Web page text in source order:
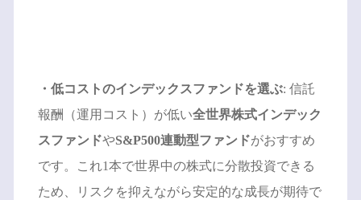
・低コストのインデックスファンドを選ぶ: 信託
報酬（運用コスト）が低い全世界株式インデック
スファンドやS&P500連動型ファンドがおすすめ
です。これ1本で世界中の株式に分散投資できる
ため、リスクを抑えながら安定的な成長が期待で